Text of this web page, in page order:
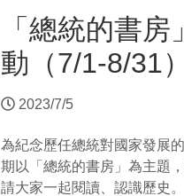
「總統的書
動（7/1-8/31）
2023/7/5
為紀念歷任總統對國家發展
期以「總統的書房」為主題
請大家一起閱讀、認識歷史。